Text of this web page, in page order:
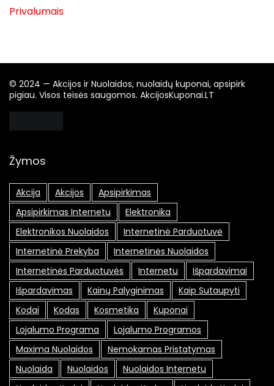
Privalumais
© 2024 — Akcijos ir Nuolaidos, nuolaidų kuponai, apsipirk
pigiau. Visos teisės saugomos. AkcijosKuponai.LT
Žymos
Akcija Akcijos
Apsipirkimas
Apsipirkimas Internetu
Elektronika
Elektronikos Nuolaidos
Internetinė Parduotuvė
Internetinė Prekyba
Internetinės Nuolaidos
Internetinės Parduotuvės
Internetu
Išpardavimai
Išpardavimas
Kainų Palyginimas
Kaip Sutaupyti
Kodai
Kodas Kosmetika
Kuponai
Lojalumo Programa
Lojalumo Programos
Maxima Nuolaidos
Nemokamas Pristatymas
Nuolaida
Nuolaidos
Nuolaidos Internetu